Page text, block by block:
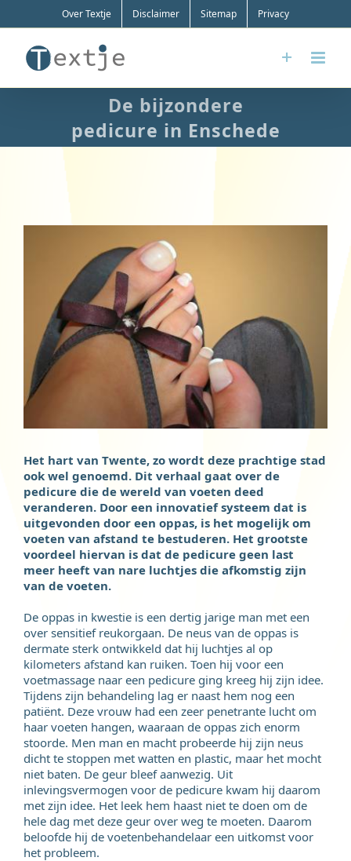
Over Textje Disclaimer Sitemap Privacy
De bijzondere
pedicure in Enschede
Het hart van Twente, zo wordt deze prachtige stad
ook wel genoemd. Dit verhaal gaat over de
pedicure die de wereld van voeten deed
veranderen. Door een innovatief systeem dat is
uitgevonden door een oppas, is het mogelijk om
voeten van afstand te bestuderen. Het grootste
voordeel hiervan is dat de pedicure geen last
meer heeft van nare luchtjes die afkomstig zijn
van de voeten.
De oppas in kwestie is een dertig jarige man met een
over sensitief reukorgaan. De neus van de oppas is
dermate sterk ontwikkeld dat hij luchtjes al op
kilometers afstand kan ruiken. Toen hij voor een
voetmassage naar een pedicure ging kreeg hij zijn idee.
Tijdens zijn behandeling lag er naast hem nog een
patiënt. Deze vrouw had een zeer penetrante lucht om
haar voeten hangen, waaraan de oppas zich enorm
stoorde. Men man en macht probeerde hij zijn neus
dicht te stoppen met watten en plastic, maar het mocht
niet baten. De geur bleef aanwezig. Uit
inlevingsvermogen voor de pedicure kwam hij daarom
met zijn idee. Het leek hem haast niet te doen om de
hele dag met deze geur over weg te moeten. Daarom
beloofde hij de voetenbehandelaar een uitkomst voor
het probleem.